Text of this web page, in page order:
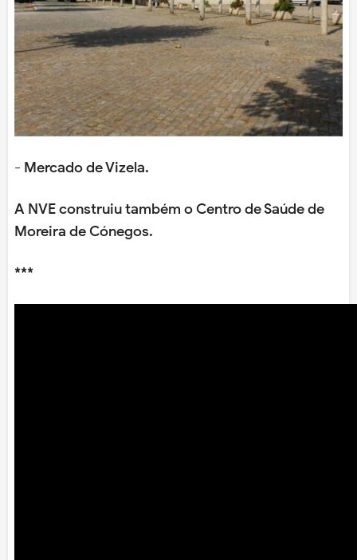
- Mercado de Vizela.
A NVE construiu também o Centro de Saúde de
Moreira de Cónegos.
***